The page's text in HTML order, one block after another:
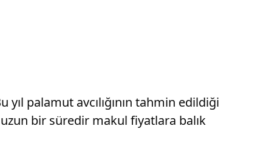
palamut avcılığının tahmin edildiği
bir süredir makul fiyatlara balık